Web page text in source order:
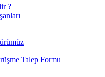
?
Talep Formu